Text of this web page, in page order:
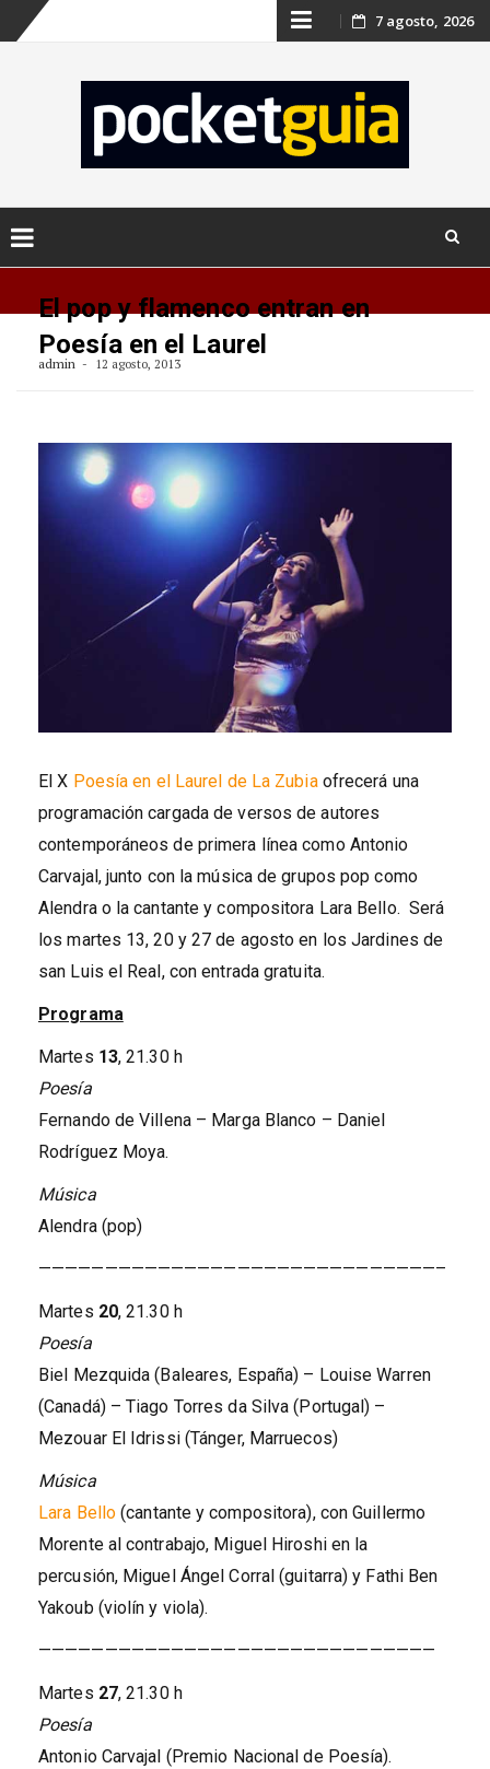
Skip
content
7 agosto, 2026
El pop y flamenco entran en
Poesía en el Laurel
admin 12 agosto, 2013
El X Poesía en el Laurel de La Zubiaofrecerá una
programación cargada de versos de autores
contemporáneos de primera línea como Antonio
Carvajal, junto con la música de grupos pop como
Alendra o la cantante y compositora Lara Bello. Será
los martes 13, 20 y 27 de agosto en los Jardines de
san Luis el Real, con entrada gratuita.
Programa
Martes 13, 21.30 h
Poesía
Fernando de Villena – Marga Blanco – Daniel
Rodríguez Moya.
Música
Alendra (pop)
——————————————————————————————–
Martes 20, 21.30 h
Poesía
Biel Mezquida (Baleares, España) – Louise Warren
(Canadá) – Tiago Torres da Silva (Portugal) –
Mezouar El Idrissi (Tánger, Marruecos)
Música
Lara Bello (cantante y compositora), con Guillermo
Morente al contrabajo, Miguel Hiroshi en la
percusión, Miguel Ángel Corral (guitarra) y Fathi Ben
Yakoub (violín y viola).
——————————————————————————————
Martes 27, 21.30 h
Poesía
Antonio Carvajal (Premio Nacional de Poesía).